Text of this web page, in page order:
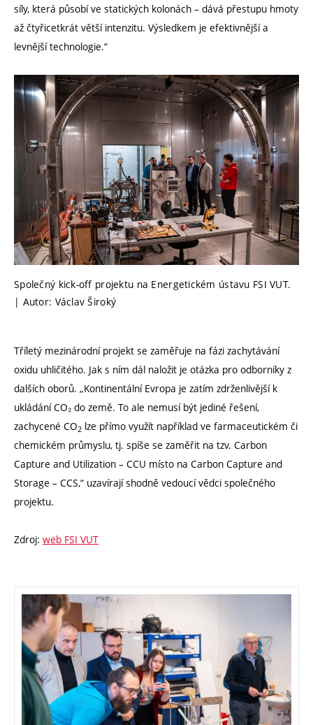
síly, která působí ve statických kolonách – dává přestupu hmoty
až čtyřicetkrát větší intenzitu. Výsledkem je efektivnější a
levnější technologie.“
Společný kick-off projektu na Energetickém ústavu FSI VUT.
| Autor: Václav Široký
Tříletý mezinárodní projekt se zaměřuje na fázi zachytávání
oxidu uhličitého. Jak s ním dál naložit je otázka pro odborníky z
dalších oborů. „Kontinentální Evropa je zatím zdrženlivější k
ukládání CO₂ do země. To ale nemusí být jediné řešení,
zachycené CO2 lze přímo využít například ve farmaceutickém či
chemickém průmyslu, tj. spíše se zaměřit na tzv. Carbon
Capture and Utilization – CCU místo na Carbon Capture and
Storage – CCS,“ uzavírají shodně vedoucí vědci společného
projektu.
Zdroj: web FSI VUT